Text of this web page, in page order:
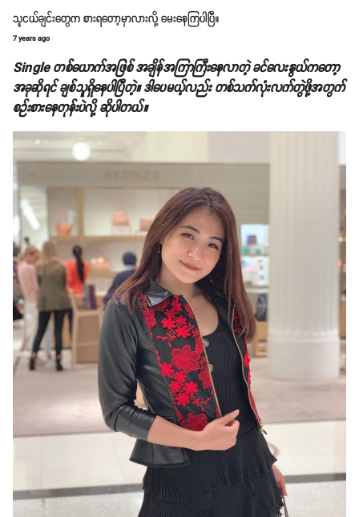
သူငယ်ချင်းတွေက စားရတော့မှာလားလို့ မေးနေကြပါပြီ။
7 years ago
Single တစ်ယောက်အဖြစ် အချိန်အကြာကြီးနေလာတဲ့ ခင်လေးနွယ်ကတော့
အခုဆိုရင် ချစ်သူရှိနေပါပြီတဲ့။ ဒါပေမယ့်လည်း တစ်သက်လုံးလက်တွဲဖို့အတွက်
စဉ်းစားနေတုန်းပဲလို့ ဆိုပါတယ်။